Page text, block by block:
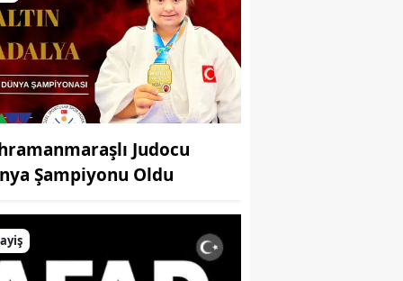
Judocu
Şampiyonu Oldu